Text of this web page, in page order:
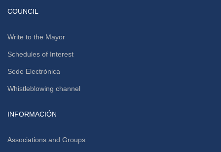
COUNCIL
Write to the Mayor
Schedules of Interest
Sede Electrónica
Whistleblowing channel
INFORMACIÓN
Associations and Groups